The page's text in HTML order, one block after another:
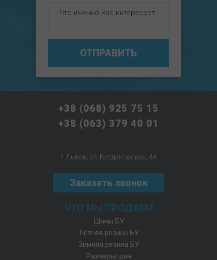
ОТПРАВИТЬ
+38 (068) 925 75 15
+38 (063) 379 40 01
г. Львов, ул. Богдановская, 44
Заказать звонок
ЧТО МЫ ПРОДАЕМ
Шины БУ
Летняя резина БУ
Зимняя резина БУ
Размеры шин